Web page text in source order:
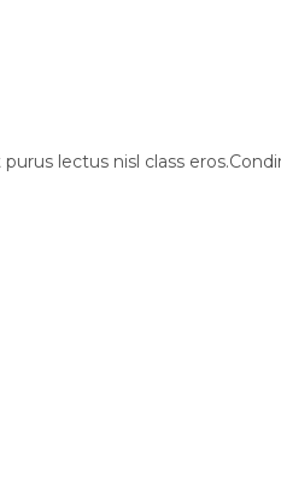
lectus nisl class